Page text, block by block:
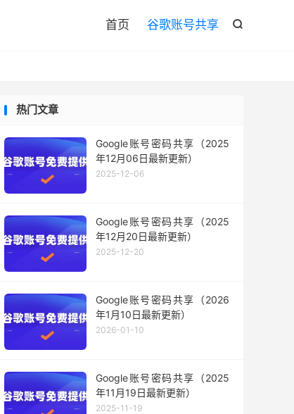

首页 谷歌账号共享
热门文章
Google账号密码共享（2025
年12月06日最新更新）
2025-12-06
Google账号密码共享（2025
年12月20日最新更新）
2025-12-20
Google账号密码共享（2026
年1月10日最新更新）
2026-01-10
Google账号密码共享（2025
年11月19日最新更新）
2025-11-19